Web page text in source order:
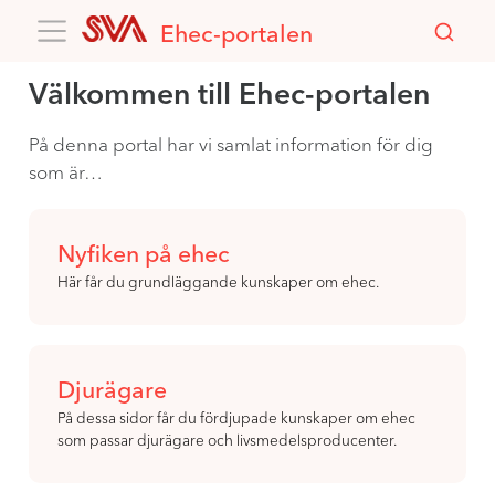
Ehec-portalen
Välkommen till Ehec-portalen
På denna portal har vi samlat information för dig
som är…
Nyfiken på ehec
Här får du grundläggande kunskaper om ehec.
Djurägare
På dessa sidor får du fördjupade kunskaper om ehec
som passar djurägare och livsmedelsproducenter.